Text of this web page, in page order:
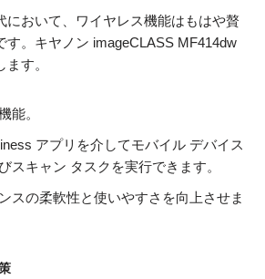
において、ワイヤレス機能はもはや贅
す。キヤノン imageCLASS MF414dw
す。
能。
アプリを介してモバイル デバイス
スキャン タスクを実行できます。
スの柔軟性と使いやすさを向上させま